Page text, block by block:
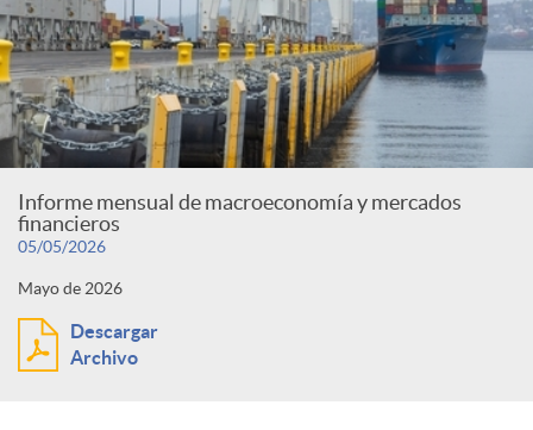
Informe mensual de macroeconomía y mercados
financieros
05/05/2026
Mayo de 2026
Descargar
Archivo